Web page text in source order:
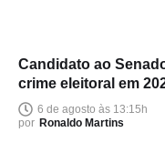
Candidato ao
crime eleitoral em
6 de agosto às 13:15h
por Ronaldo Martins